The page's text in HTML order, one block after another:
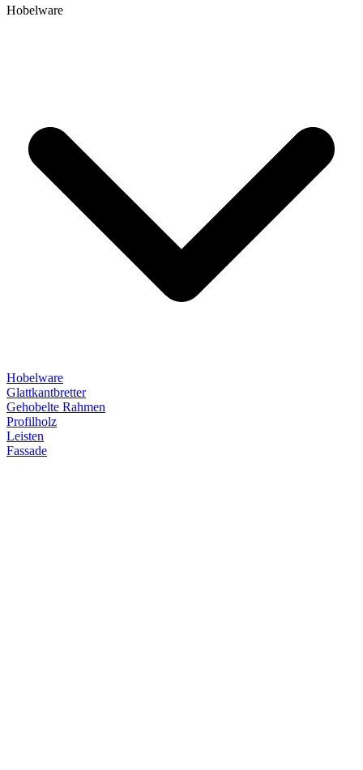
Hobelware
Hobelware
Glattkantbretter
Gehobelte Rahmen
Profilholz
Leisten
Fassade